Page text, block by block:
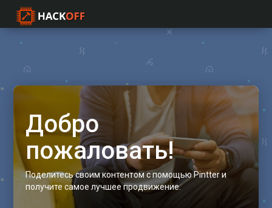
Добро
пожаловать!
Поделитесь своим контентом с помощью Pintter и
получите самое лучшее продвижение.